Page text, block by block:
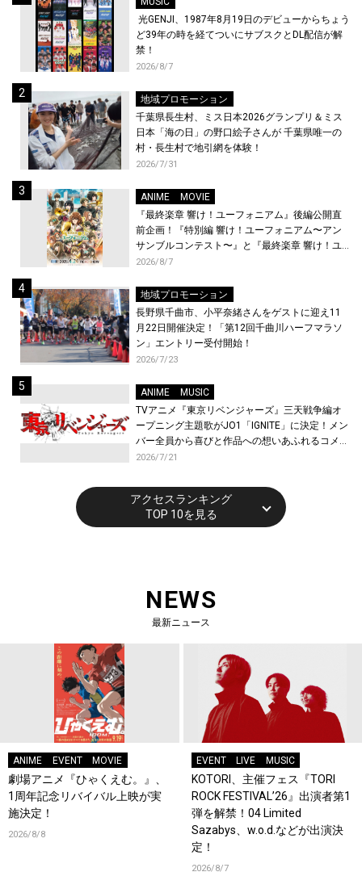
光GENJI、1987年8月19日のデビューからちょう
ど39年の時を経てついにサブスクとDL配信が解
禁！
2026/8/7
地域プロモーション
千葉県長生村、ミス日本2026グランプリ＆ミス
日本「海の日」の野口絵子さんが 千葉県唯一の
村・長生村で地引網を体験！
2026/7/31
ANIME
MOVIE
『最終楽章 響け！ユーフォニアム』後編公開直
前企画！『特別編 響け！ユーフォニアム〜アン
サンブルコンテスト〜』と『最終楽章 響け！ユ
ーフォニアム』前編の一挙上映が決定！
2026/8/7
地域プロモーション
長野県千曲市、小平奈緒さんをゲストに迎え11
月22日開催決定！「第12回千曲川ハーフマラソ
ン」エントリー受付開始！
2026/7/23
ANIME
MUSIC
TVアニメ『東京リベンジャーズ』三天戦争編オ
ープニング主題歌がJO1「IGNITE」に決定！メン
バー全員から喜びと作品への想いあふれるコメン
トが到着！9月に東京・大阪で先行上映会を開
2026/7/21
アクセスランキング
TOP 10を見る
NEWS
最新ニュース
ANIME EVENT MOVIE
劇場アニメ『ひゃくえむ。』、
1周年記念リバイバル上映が実
施決定！
2026/8/8
EVENT LIVE MUSIC
KOTORI、主催フェス『TORI
ROCK FESTIVAL’26』出演者第1
弾を解禁！04 Limited
Sazabys、w.o.d.などが出演決
定！
2026/8/7